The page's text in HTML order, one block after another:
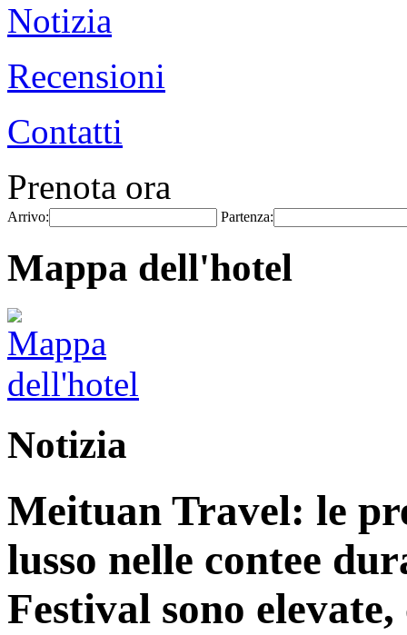
Notizia
Recensioni
Contatti
Prenota ora
Arrivo: Partenza:
Mappa dell'hotel
Notizia
Meituan Travel: le
lusso nelle contee
Festival sono